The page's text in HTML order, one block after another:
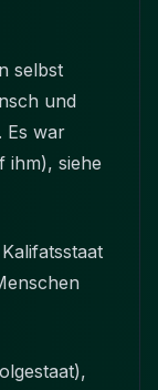
selbst
und
Es war
ihm), siehe